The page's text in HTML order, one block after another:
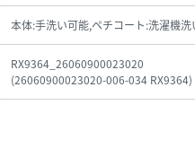
本体:手洗い可能,ペチコート:洗濯機洗
RX9364_26060900023020
(26060900023020-006-034 RX9364)